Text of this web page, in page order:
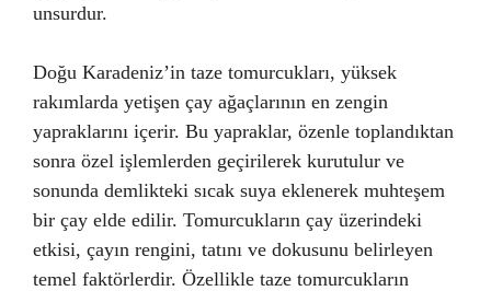
unsurdur.
Doğu Karadeniz’in taze tomurcukları, yüksek
rakımlarda yetişen çay ağaçlarının en zengin
yapraklarını içerir. Bu yapraklar, özenle toplandıktan
sonra özel işlemlerden geçirilerek kurutulur ve
sonunda demlikteki sıcak suya eklenerek muhteşem
bir çay elde edilir. Tomurcukların çay üzerindeki
etkisi, çayın rengini, tatını ve dokusunu belirleyen
temel faktörlerdir. Özellikle taze tomurcukların